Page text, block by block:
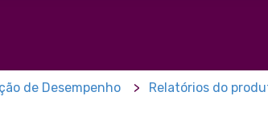
de Desempenho Relatórios do